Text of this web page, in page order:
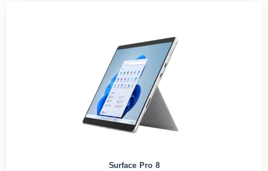
Surface Pro 8